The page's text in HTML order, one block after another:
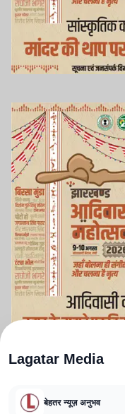
Lagatar Media
बेहतर न्यूज़ अनुभव